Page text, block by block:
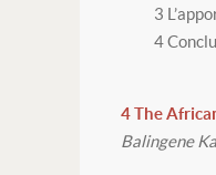
3
4
4 The
Balingene